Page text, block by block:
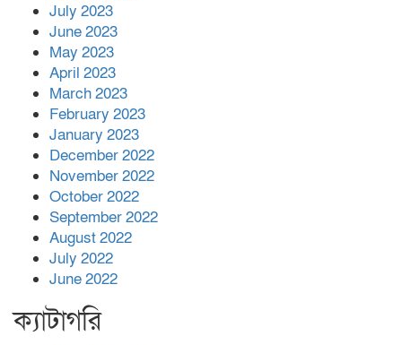
July 2023
June 2023
May 2023
April 2023
March 2023
February 2023
January 2023
December 2022
November 2022
October 2022
September 2022
August 2022
July 2022
June 2022
ক্যাটাগরি